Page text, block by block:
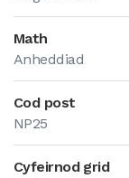
Math
Anheddiad
Cod post
NP25
Cyfeirnod grid